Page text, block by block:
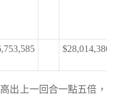
$28,014,380
出上一回合一點五倍，